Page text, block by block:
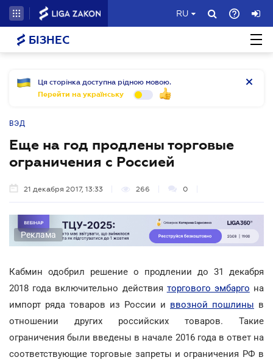
RU
БІЗНЕС
Ця сторінка доступна рідною мовою.
Перейти на українську
ВЭД
Еще на год продлены торговые
ограничения с Россией
21 декабря 2017, 13:33 266 0
Реклама
Кабмин одобрил решение о продлении до 31 декабря
2018 года включительно действия торгового эмбарго на
импорт ряда товаров из России и ввозной пошлины в
отношении других российских товаров. Такие
ограничения были введены в начале 2016 года в ответ на
соответствующие торговые запреты и ограничения РФ в